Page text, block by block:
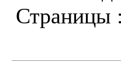
Страницы :